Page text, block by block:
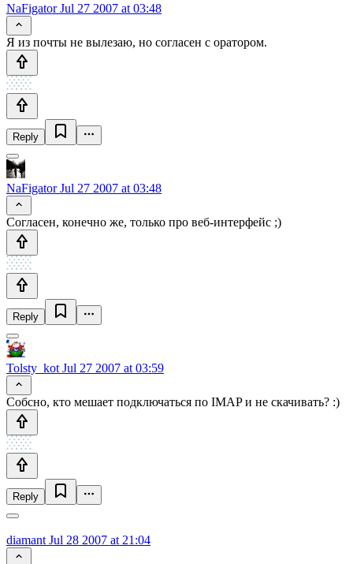
NaFigatorJul 27 2007 at 03:48
Я из почты не вылезаю, но согласен с оратором.
Reply
NaFigatorJul 27 2007 at 03:48
Согласен, конечно же, только про веб-интерфейс ;)
Reply
Tolsty_kot Jul 27 2007 at 03:59
Собсно, кто мешает подключаться по IMAP и не скачивать? :)
Reply
diamant Jul 28 2007 at 21:04